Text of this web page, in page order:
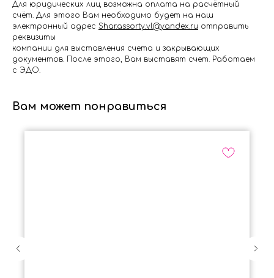
Для юридических лиц возможна оплата на расчётный
счёт. Для этого Вам необходимо будет на наш
электронный адрес Shar.assorty.vl@yandex.ru отправить
реквизиты
компании для выставления счета и закрывающих
документов. После этого, Вам выставят счет. Работаем
с ЭДО.
Вам может понравиться